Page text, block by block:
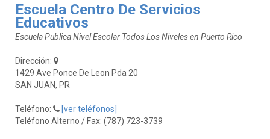
Escuela Centro De Servicios
Educativos
Escuela Publica Nivel Escolar Todos Los Niveles en Puerto Rico
Dirección:
1429 Ave Ponce De Leon Pda 20
SAN JUAN, PR
Teléfono:
[ver teléfonos]
Teléfono Alterno / Fax: (787) 723-3739